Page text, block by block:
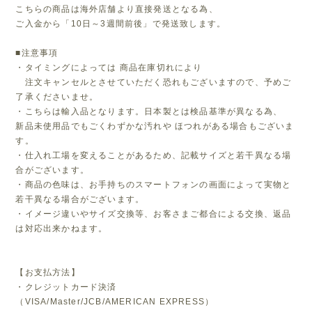
こちらの商品は海外店舗より直接発送となる為、
ご入金から「10日～3週間前後」で発送致します。
■注意事項
・タイミングによっては 商品在庫切れにより
注文キャンセルとさせていただく恐れもございますので、予めご
了承くださいませ。
・こちらは輸入品となります。日本製とは検品基準が異なる為、
新品未使用品でもごくわずかな汚れや ほつれがある場合もございま
す。
・仕入れ工場を変えることがあるため、記載サイズと若干異なる場
合がございます。
・商品の色味は、お手持ちのスマートフォンの画面によって実物と
若干異なる場合がございます。
・イメージ違いやサイズ交換等、お客さまご都合による交換、返品
は対応出来かねます。
【お支払方法】
・クレジットカード決済
（VISA/Master/JCB/AMERICAN EXPRESS）